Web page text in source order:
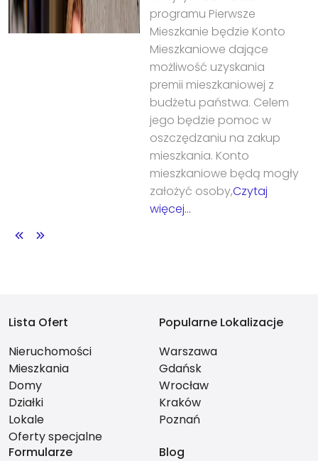
programu Pierwsze
Mieszkanie będzie Konto
Mieszkaniowe dające
możliwość uzyskania
premii mieszkaniowej z
budżetu państwa. Celem
jego będzie pomoc w
oszczędzaniu na zakup
mieszkania. Konto
mieszkaniowe będą mogły
założyć osoby,Czytaj
więcej…
Lista Ofert
Nieruchomości
Mieszkania
Domy
Działki
Lokale
Oferty specjalne
Popularne Lokalizacje
Warszawa
Gdańsk
Wrocław
Kraków
Poznań
Formularze
Blog